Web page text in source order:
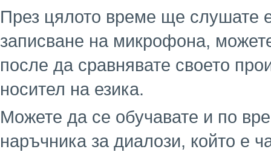
През цялото време ще слушате
записване на микрофона,
после да сравнявате своето
носител на езика.
Можете да се обучавате и по
наръчника за диалози, който е